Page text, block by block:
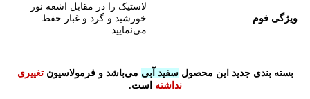
ویژگی فوم
لاستیک را در مقابل اشعه نور
خورشید و گرد و غبار حفظ
می‌نمایید.
بسته بندی جدید این محصولسفید آبی می‌باشد و فرمولاسیون تغییری
نداشته است.